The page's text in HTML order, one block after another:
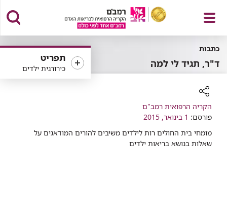
פתח
תפריט
תפריט
כירורגית ילדים
כתבות
ד"ר, תגיד לי למה
רכיב
שיתוף
הקריה הרפואית רמב"ם
פורסם: 1 בינואר, 2015
מומחי בית החולים רות לילדים משיבים להורים המודאגים על
שאלות בנושא בריאות ילדים ​